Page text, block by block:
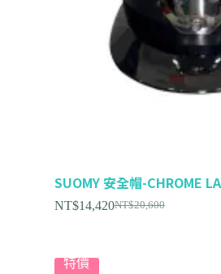
SUOMY 安全帽-CHROME
NT$20,600
NT$14,420
特價